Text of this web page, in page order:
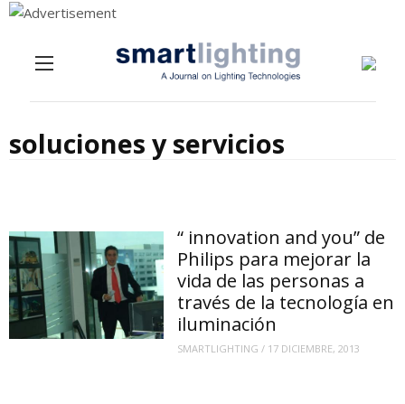
soluciones y servicios
“ innovation and you” de
Philips para mejorar la
vida de las personas a
través de la tecnología en
iluminación
SMARTLIGHTING / 17 DICIEMBRE, 2013